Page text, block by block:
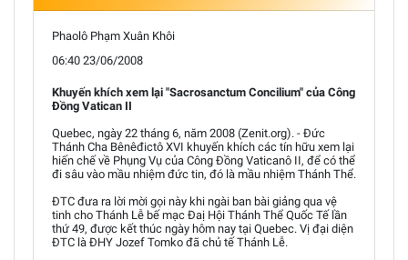
Phaolô Phạm Xuân Khôi
06:40 23/06/2008
Khuyến khích xem lại "Sacrosanctum Concilium" của Công
Đồng Vatican II
Quebec, ngày 22 tháng 6, năm 2008 (Zenit.org). - Đức
Thánh Cha Bênêđictô XVI khuyến khích các tín hữu xem lại
hiến chế về Phụng Vụ của Công Đồng Vaticanô II, để có thể
đi sâu vào mầu nhiệm đức tin, đó là mầu nhiệm Thánh Thể.
ĐTC đưa ra lời mời gọi này khi ngài ban bài giảng qua vệ
tinh cho Thánh Lễ bế mạc Đaị Hội Thánh Thể Quốc Tế lần
thứ 49, được kết thúc ngày hôm nay tại Quebec. Vị đại diện
ĐTC là ĐHY Jozef Tomko đã chủ tế Thánh Lễ.